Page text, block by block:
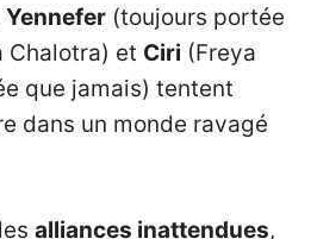
Yennefer (toujours portée
Chalotra) et Ciri (Freya
que jamais) tentent
dans un monde ravagé
alliances inattendues,